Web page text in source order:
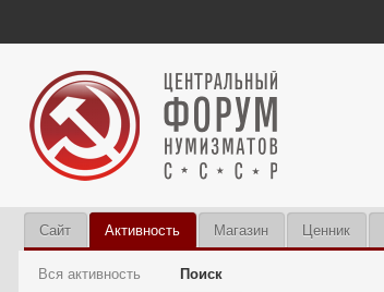
Сайт Активность
Вся активность Поиск
Магазин Ценник